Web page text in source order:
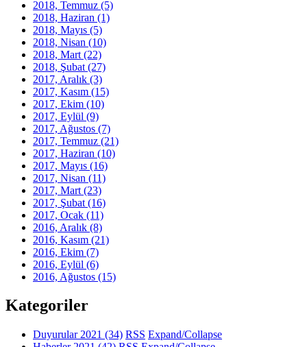
2018, Temmuz (5)
2018, Haziran (1)
2018, Mayıs (5)
2018, Nisan (10)
2018, Mart (22)
2018, Şubat (27)
2017, Aralık (3)
2017, Kasım (15)
2017, Ekim (10)
2017, Eylül (9)
2017, Ağustos (7)
2017, Temmuz (21)
2017, Haziran (10)
2017, Mayıs (16)
2017, Nisan (11)
2017, Mart (23)
2017, Şubat (16)
2017, Ocak (11)
2016, Aralık (8)
2016, Kasım (21)
2016, Ekim (7)
2016, Eylül (6)
2016, Ağustos (15)
Kategoriler
Duyurular 2021 (34) RSS Expand/Collapse